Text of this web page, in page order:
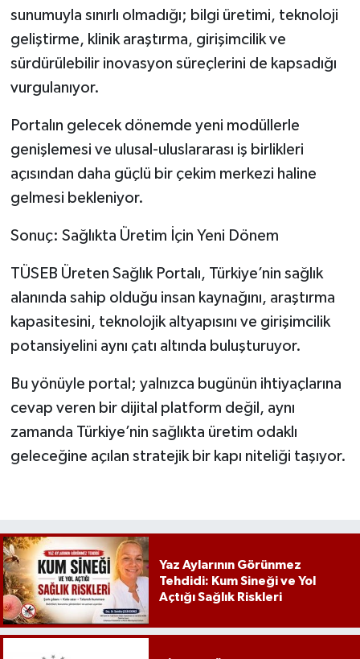
sunumuyla sınırlı olmadığı; bilgi üretimi, teknoloji
geliştirme, klinik araştırma, girişimcilik ve
sürdürülebilir inovasyon süreçlerini de kapsadığı
vurgulanıyor.
Portalın gelecek dönemde yeni modüllerle
genişlemesi ve ulusal-uluslararası iş birlikleri
açısından daha güçlü bir çekim merkezi haline
gelmesi bekleniyor.
Sonuç: Sağlıkta Üretim İçin Yeni Dönem
TÜSEB Üreten Sağlık Portalı, Türkiye’nin sağlık
alanında sahip olduğu insan kaynağını, araştırma
kapasitesini, teknolojik altyapısını ve girişimcilik
potansiyelini aynı çatı altında buluşturuyor.
Bu yönüyle portal; yalnızca bugünün ihtiyaçlarına
cevap veren bir dijital platform değil, aynı
zamanda Türkiye’nin sağlıkta üretim odaklı
geleceğine açılan stratejik bir kapı niteliği taşıyor.
Yaz Aylarının Görünmez
Tehdidi: Kum Sineği ve Yol
Açtığı Sağlık Riskleri